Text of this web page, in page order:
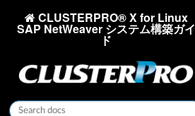
CLUSTERPRO® X for Linux
SAP NetWeaver システム構築ガイ
ド